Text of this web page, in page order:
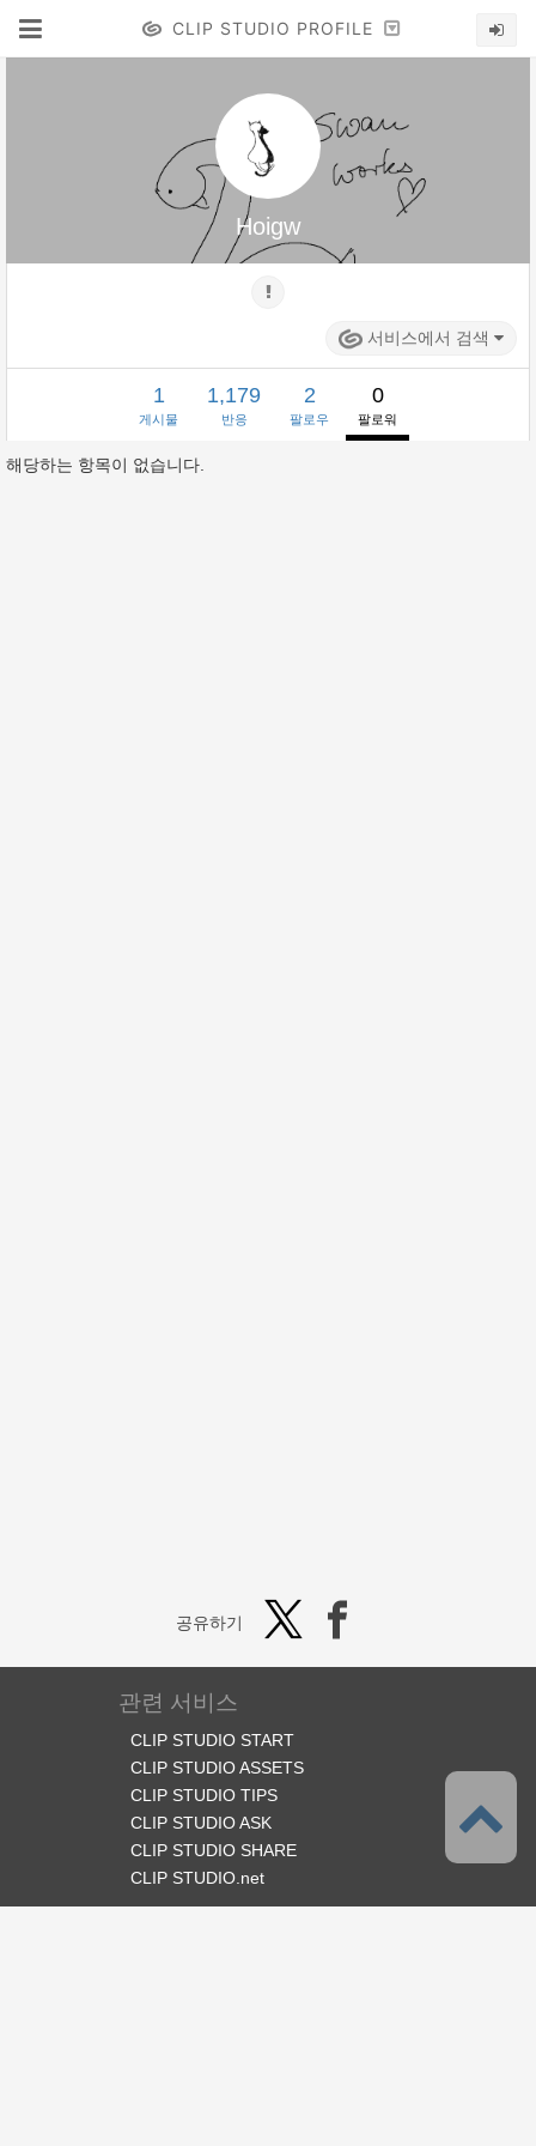
CLIP STUDIO PROFILE
Hoigw
서비스에서 검색
1
게시물
1,179
반응
2
팔로우
0
팔로워
해당하는 항목이 없습니다.
공유하기
관련 서비스
CLIP STUDIO START
CLIP STUDIO ASSETS
CLIP STUDIO TIPS
CLIP STUDIO ASK
CLIP STUDIO SHARE
CLIP STUDIO.net